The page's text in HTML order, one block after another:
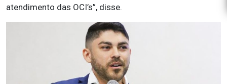
atendimento das OCI’s”, disse.